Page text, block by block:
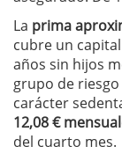
La prima
cubre un
años sin hijos
grupo de
carácter
12,08 €
del cuarto mes.